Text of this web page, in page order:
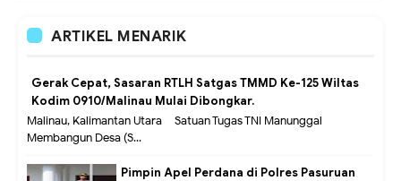
ARTIKEL MENARIK
Gerak Cepat, Sasaran RTLH Satgas TMMD Ke-125 Wiltas
Kodim 0910/Malinau Mulai Dibongkar.
Malinau, Kalimantan Utara – Satuan Tugas TNI Manunggal
Membangun Desa (S...
Pimpin Apel Perdana di Polres Pasuruan